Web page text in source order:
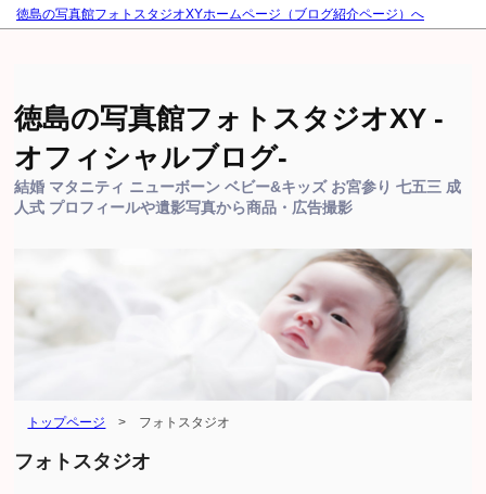
徳島の写真館フォトスタジオXYホームページ（ブログ紹介ページ）へ
徳島の写真館フォトスタジオXY -
オフィシャルブログ-
結婚 マタニティ ニューボーン ベビー&キッズ お宮参り 七五三 成
人式 プロフィールや遺影写真から商品・広告撮影
トップページ > フォトスタジオ
フォトスタジオ